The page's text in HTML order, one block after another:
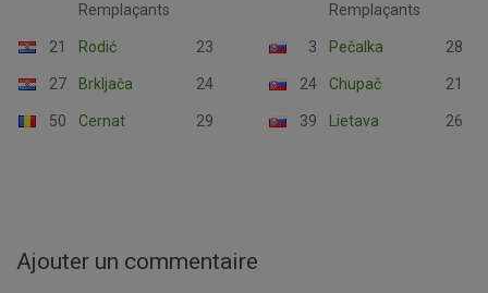
Remplaçants
21 Rodić 23
27 Brkljača 24
50 Cernat 29
Remplaçants
3 Pečalka 28
24 Chupač 21
39 Lietava 26
Ajouter un commentaire